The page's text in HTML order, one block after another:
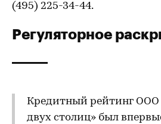
(495) 225-34-44.
Регуляторное
Кредитный рейтинг ООО
двух столиц» был